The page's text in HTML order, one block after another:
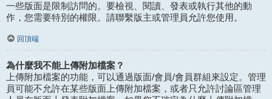
一些版面是限制訪問的。要檢視、閱讀、發表或執行其他的動
作，您需要特別的權限。請聯繫版主或管理員允許您使用。
回頂端
為什麼我不能上傳附加檔案？
上傳附加檔案的功能，可以通過版面/會員/會員群組來設定。管理
員可能不允許在某些版面上傳附加檔案，或者只允許討論區管理